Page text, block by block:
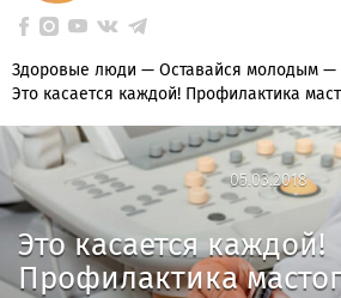
Здоровые люди — Оставайся молодым —
Это касается каждой! Профилактика
05.03.2018
05.03.2018
Это касается каждой!
Профилактика